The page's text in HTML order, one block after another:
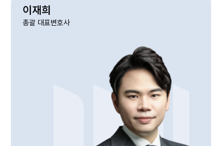
이재희
총괄 대표변호사